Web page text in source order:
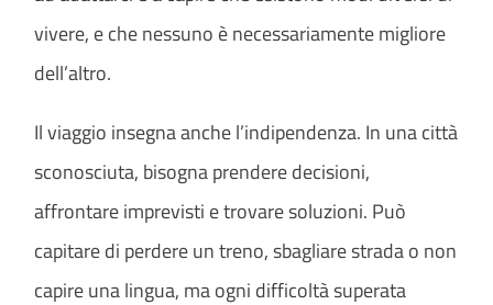
vivere, e che nessuno è necessariamente migliore
dell’altro.
Il viaggio insegna anche l’indipendenza. In una città
sconosciuta, bisogna prendere decisioni,
affrontare imprevisti e trovare soluzioni. Può
capitare di perdere un treno, sbagliare strada o non
capire una lingua, ma ogni difficoltà superata